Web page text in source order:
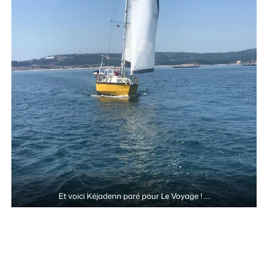
Et voici Kéjadenn paré pour Le Voyage ! ….